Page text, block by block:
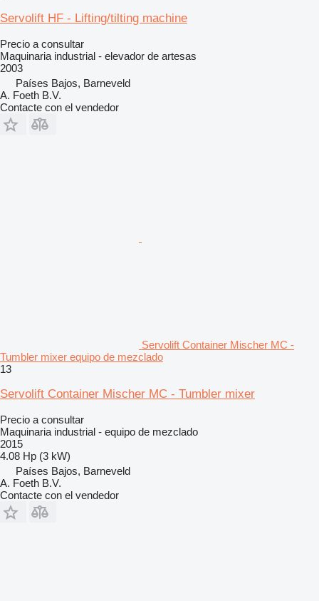
Servolift HF - Lifting/tilting machine
Precio a consultar
Maquinaria industrial - elevador de artesas
2003
Países Bajos, Barneveld
A. Foeth B.V.
Contacte con el vendedor
Servolift Container Mischer MC -
Tumbler mixer equipo de mezclado
13
Servolift Container Mischer MC - Tumbler mixer
Precio a consultar
Maquinaria industrial - equipo de mezclado
2015
4.08 Hp (3 kW)
Países Bajos, Barneveld
A. Foeth B.V.
Contacte con el vendedor